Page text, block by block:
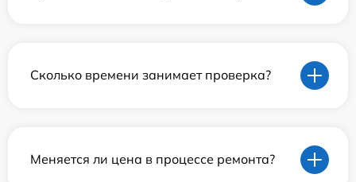
Сколько времени занимает проверка?
Меняется ли цена в процессе ремонта?